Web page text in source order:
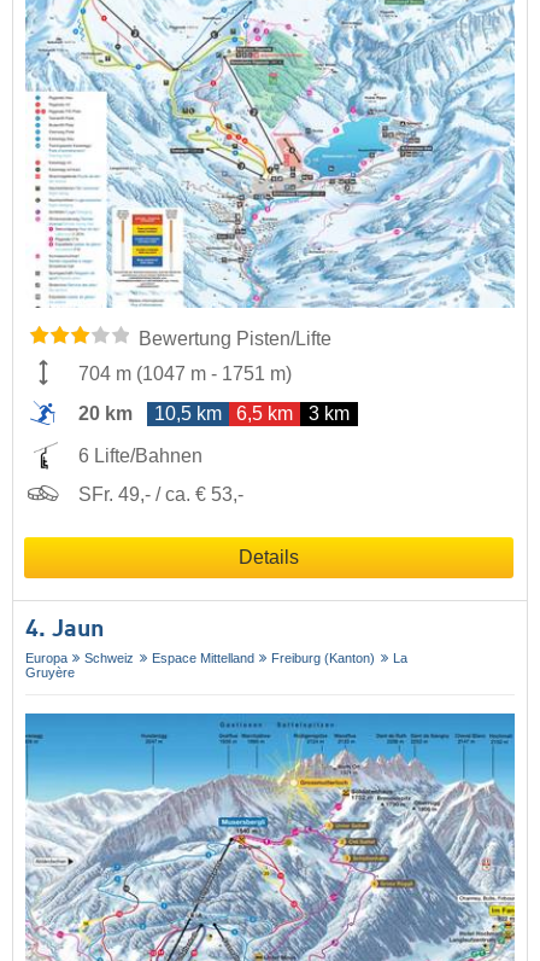
Bewertung Pisten/Lifte
704 m (1047 m - 1751 m)
20 km
10,5 km 6,5 km 3 km
6 Lifte/Bahnen
SFr. 49,- / ca. € 53,-
Details
4. Jaun
Europa Schweiz Espace Mittelland Freiburg (Kanton)
La
Gruyère